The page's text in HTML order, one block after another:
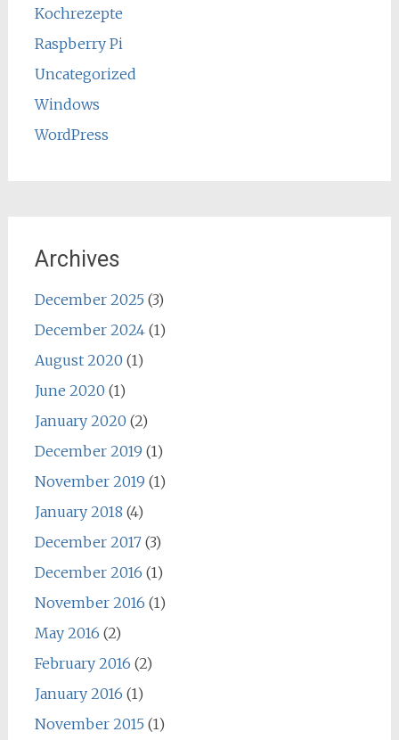
Kochrezepte
Raspberry Pi
Uncategorized
Windows
WordPress
Archives
December 2025 (3)
December 2024(1)
August 2020 (1)
June 2020 (1)
January 2020 (2)
December 2019 (1)
November 2019 (1)
January 2018 (4)
December 2017(3)
December 2016 (1)
November 2016 (1)
May 2016 (2)
February 2016 (2)
January 2016 (1)
November 2015 (1)